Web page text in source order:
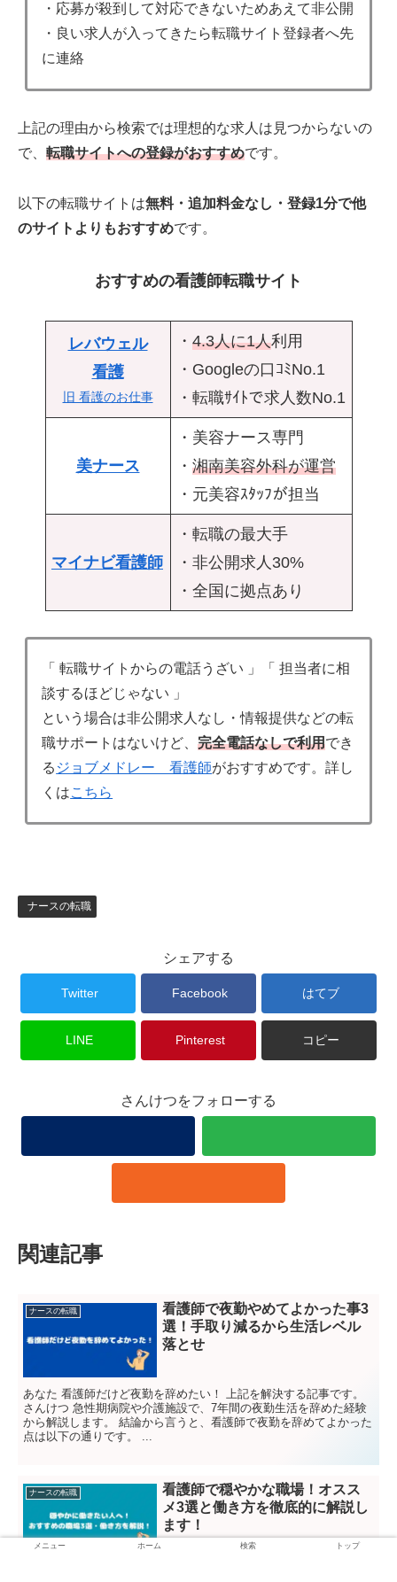
・応募が殺到して対応できないためあえて非公開
・良い求人が入ってきたら転職サイト登録者へ先
に連絡
上記の理由から検索では理想的な求人は見つからないの
で、 転職サイトへの登録がおすすめです。
以下の転職サイトは無料・追加料金なし・登録1分で他
のサイトよりもおすすめです。
おすすめの看護師転職サイト
レバウェル
看護
旧 看護のお仕事
・ 4.3人に1人利用
・Googleの口ｺﾐNo.1
・転職ｻｲﾄで求人数No.1
美ナース
・美容ナース専門
・ 湘南美容外科が運営
・元美容ｽﾀｯﾌが担当
マイナビ看護師
・転職の最大手
・非公開求人30%
・全国に拠点あり
「 転職サイトからの電話うざい 」「 担当者に相
談するほどじゃない 」
という場合は非公開求人なし・情報提供などの転
職サポートはないけど、完全電話なしで利用でき
る ジョブメドレー 看護師がおすすめです。詳し
くはこちら
ナースの転職
シェアする
Twitter Facebook はてブ
LINE Pinterest コピー
さんけつをフォローする
関連記事
ナースの転職
看護師で夜勤やめてよかった事3
選！手取り減るから生活レベル
落とせ
あなた 看護師だけど夜勤を辞めたい！ 上記を解決する記事です。
さんけつ 急性期病院や介護施設で、7年間の夜勤生活を辞めた経験
から解説します。 結論から言うと、看護師で夜勤を辞めてよかった
点は以下の通りです。 ...
ナースの転職
看護師で穏やかな職場！オスス
メ3選と働き方を徹底的に解説し
ます！
メニュー ホーム 検索 トップ